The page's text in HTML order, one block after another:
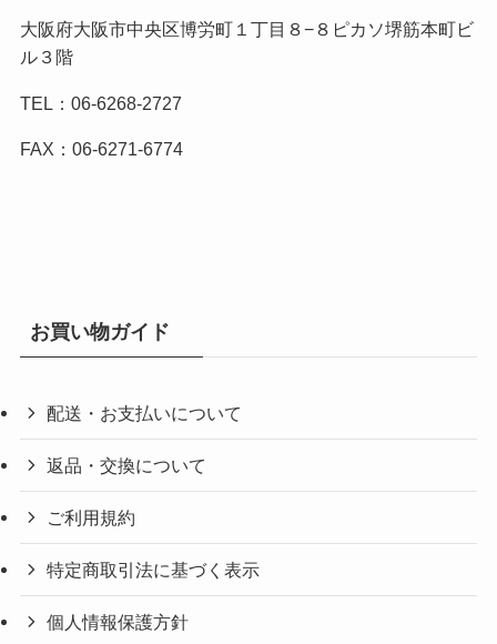
大阪府大阪市中央区博労町１丁目８−８ピカソ堺筋本町ビ
ル３階
TEL：06-6268-2727
FAX：06-6271-6774
お買い物ガイド
配送・お支払いについて
返品・交換について
ご利用規約
特定商取引法に基づく表示
個人情報保護方針